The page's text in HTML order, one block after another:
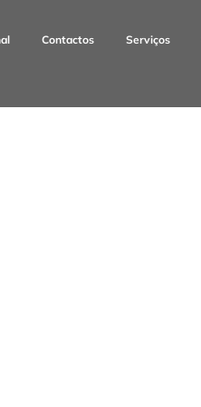
Contactos Serviços